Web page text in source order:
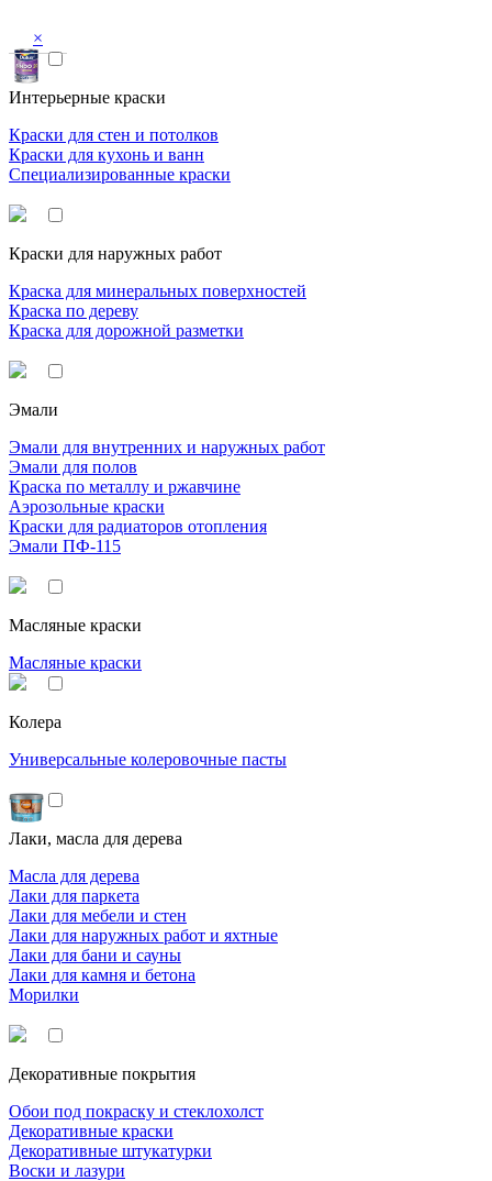
×
Интерьерные краски
Краски для стен и потолков
Краски для кухонь и ванн
Специализированные краски
Краски для наружных работ
Краска для минеральных поверхностей
Краска по дереву
Краска для дорожной разметки
Эмали
Эмали для внутренних и наружных работ
Эмали для полов
Краска по металлу и ржавчине
Аэрозольные краски
Краски для радиаторов отопления
Эмали ПФ-115
Масляные краски
Масляные краски
Колера
Универсальные колеровочные пасты
Лаки, масла для дерева
Масла для дерева
Лаки для паркета
Лаки для мебели и стен
Лаки для наружных работ и яхтные
Лаки для бани и сауны
Лаки для камня и бетона
Морилки
Декоративные покрытия
Обои под покраску и стеклохолст
Декоративные краски
Декоративные штукатурки
Воски и лазури